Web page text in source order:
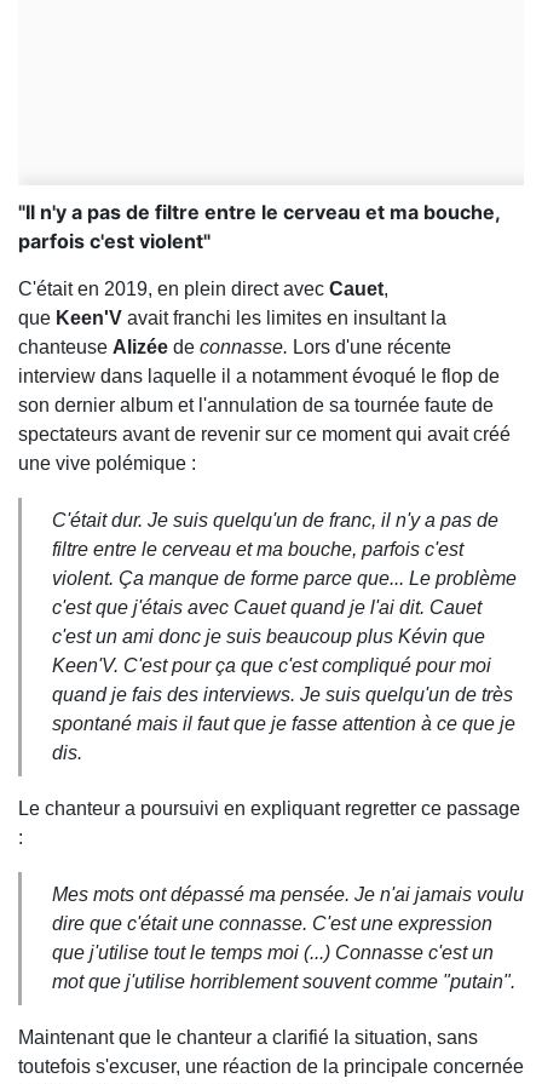
"Il n'y a pas de filtre entre le cerveau et ma bouche,
parfois c'est violent"
C'était en 2019, en plein direct avec Cauet,
que Keen'V avait franchi les limites en insultant la
chanteuse Alizée de connasse. Lors d'une récente
interview dans laquelle il a notamment évoqué le flop de
son dernier album et l'annulation de sa tournée faute de
spectateurs avant de revenir sur ce moment qui avait créé
une vive polémique :
C'était dur. Je suis quelqu'un de franc, il n'y a pas de
filtre entre le cerveau et ma bouche, parfois c'est
violent. Ça manque de forme parce que... Le problème
c'est que j'étais avec Cauet quand je l'ai dit. Cauet
c'est un ami donc je suis beaucoup plus Kévin que
Keen'V. C'est pour ça que c'est compliqué pour moi
quand je fais des interviews. Je suis quelqu'un de très
spontané mais il faut que je fasse attention à ce que je
dis.
Le chanteur a poursuivi en expliquant regretter ce passage
:
Mes mots ont dépassé ma pensée. Je n'ai jamais voulu
dire que c'était une connasse. C'est une expression
que j'utilise tout le temps moi (...) Connasse c'est un
mot que j'utilise horriblement souvent comme "putain".
Maintenant que le chanteur a clarifié la situation, sans
toutefois s'excuser, une réaction de la principale concernée